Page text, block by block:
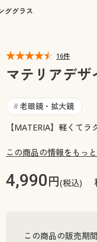
販すべて
リック
美容・健康通販すべ
ジ
ググラス
16件
マテリアデ
# 老眼鏡・拡大鏡
【MATERIA】軽くて
この商品の情報をもっ
4,990円(税込)
この商品の販売期